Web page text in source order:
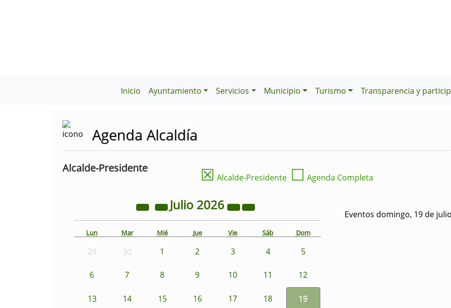
Inicio Ayuntamiento Servicios Municipio Turismo Transparencia y
Agenda Alcaldía
Alcalde-Presidente ☒ Alcalde-Presidente ☐ Agenda Completa
Julio 2026
Lun Mar Mié Jue Vie Sáb Dom
29 30 1 2 3 4 5
6 7 8 9 10 11 12
13 14 15 16 17 18 19
Eventos domingo, 19 de